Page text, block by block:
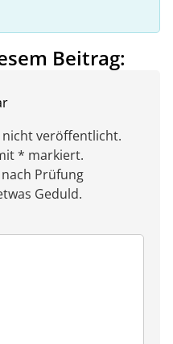
Beitrag:
nicht veröffentlicht.
* markiert.
Prüfung
Geduld.